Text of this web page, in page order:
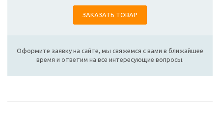
ЗАКАЗАТЬ ТОВАР
Оформите заявку на сайте, мы свяжемся с вами в ближайшее
время и ответим на все интересующие вопросы.